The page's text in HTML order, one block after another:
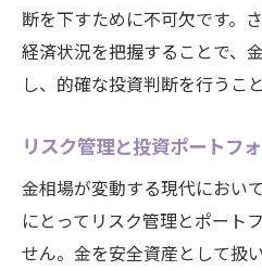
断を下すために不可欠です。
経済状況を把握することで、
し、的確な投資判断を行うこ
リスク管理と投資ポートフ
金相場が変動する現代におい
にとってリスク管理とポート
せん。金を安全資産として扱